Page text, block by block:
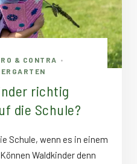
& CONTRA •
richtig
die Schule?
Schule, wenn es in einem
Waldkinder denn